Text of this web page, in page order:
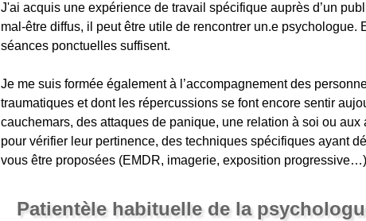
J'ai acquis une expérience de travail spécifique auprès d’un
mal-être diffus, il peut être utile de rencontrer un.e
séances ponctuelles suffisent.
Je me suis formée également à l’accompagnement des
traumatiques et dont les répercussions se font encore sentir
cauchemars, des attaques de panique, une relation à soi ou
pour vérifier leur pertinence, des techniques spécifiques ayant
vous être proposées (EMDR, imagerie, exposition
Patientèle habituelle de la